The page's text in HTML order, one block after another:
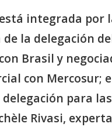
integrada por
la delegación
Brasil y
con Mercosur;
para
Rivasi,